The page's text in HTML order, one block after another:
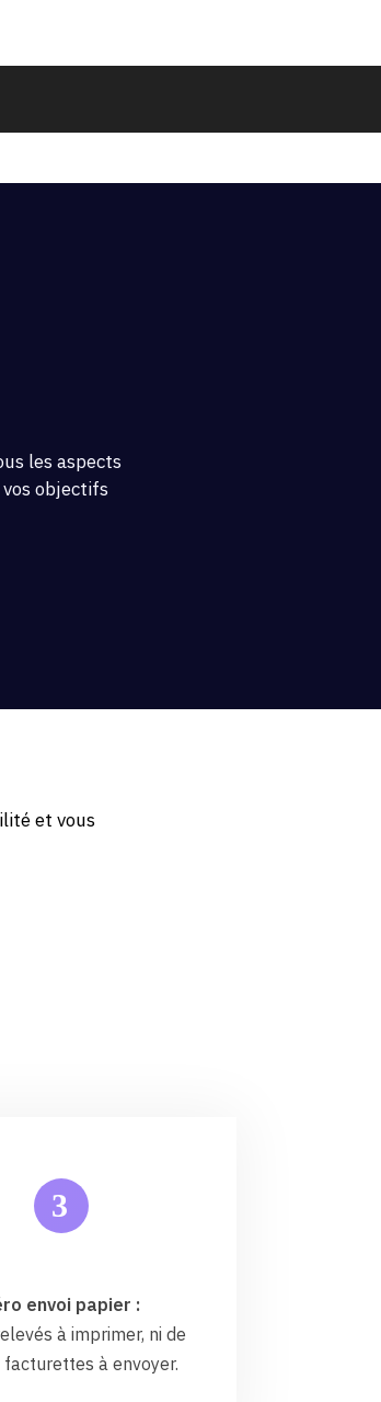
les aspects
objectifs
et vous
3
envoi papier :
à imprimer, ni de
à envoyer.